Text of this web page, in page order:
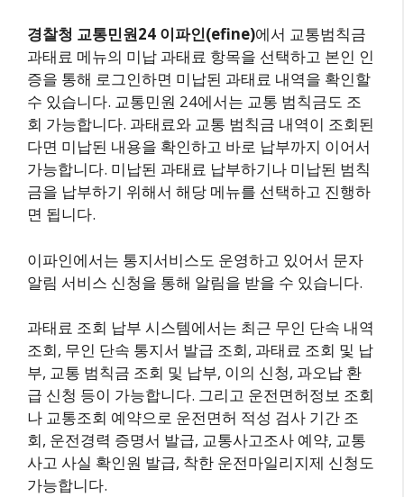
경찰청 교통민원24 이파인(efine)에서 교통범칙금
과태료 메뉴의 미납 과태료 항목을 선택하고 본인 인
증을 통해 로그인하면 미납된 과태료 내역을 확인할
수 있습니다. 교통민원 24에서는 교통 범칙금도 조
회 가능합니다. 과태료와 교통 범칙금 내역이 조회된
다면 미납된 내용을 확인하고 바로 납부까지 이어서
가능합니다. 미납된 과태료 납부하기나 미납된 범칙
금을 납부하기 위해서 해당 메뉴를 선택하고 진행하
면 됩니다.
이파인에서는 통지서비스도 운영하고 있어서 문자
알림 서비스 신청을 통해 알림을 받을 수 있습니다.
과태료 조회 납부 시스템에서는 최근 무인 단속 내역
조회, 무인 단속 통지서 발급 조회, 과태료 조회 및 납
부, 교통 범칙금 조회 및 납부, 이의 신청, 과오납 환
급 신청 등이 가능합니다. 그리고 운전면허정보 조회
나 교통조회 예약으로 운전면허 적성 검사 기간 조
회, 운전경력 증명서 발급, 교통사고조사 예약, 교통
사고 사실 확인원 발급, 착한 운전마일리지제 신청도
가능합니다.